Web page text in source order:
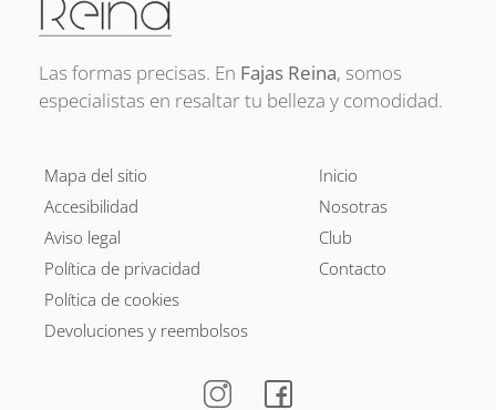
Las formas precisas. En Fajas Reina, somos
especialistas en resaltar tu belleza y comodidad.
Mapa del sitio
Accesibilidad
Aviso legal
Política de privacidad
Política de cookies
Devoluciones y reembolsos
Inicio
Nosotras
Club
Contacto